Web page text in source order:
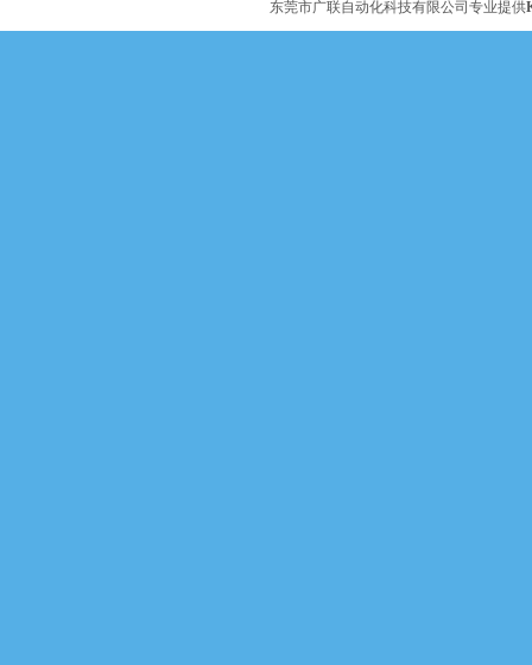
东莞市广联自动化科技有限公司专业提供